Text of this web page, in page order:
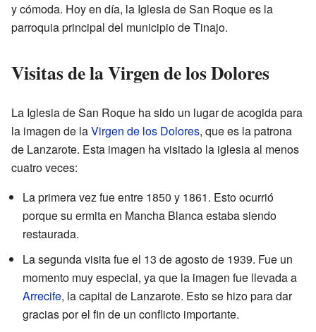
y cómoda. Hoy en día, la Iglesia de San Roque es la
parroquia principal del municipio de Tinajo.
Visitas de la Virgen de los Dolores
La Iglesia de San Roque ha sido un lugar de acogida para
la imagen de laVirgen de los Dolores, que es la patrona
de Lanzarote. Esta imagen ha visitado la iglesia al menos
cuatro veces:
La primera vez fue entre 1850 y 1861. Esto ocurrió
porque su ermita en Mancha Blanca estaba siendo
restaurada.
La segunda visita fue el 13 de agosto de 1939. Fue un
momento muy especial, ya que la imagen fue llevada a
Arrecife, la capital de Lanzarote. Esto se hizo para dar
gracias por el fin de un conflicto importante.